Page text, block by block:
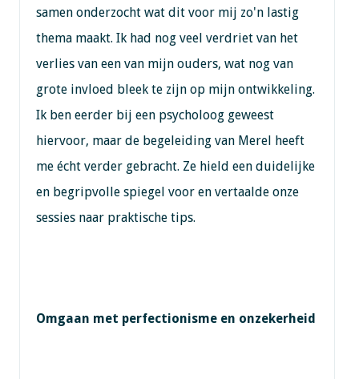
samen onderzocht wat dit voor mij zo'n lastig
thema maakt. Ik had nog veel verdriet van het
verlies van een van mijn ouders, wat nog van
grote invloed bleek te zijn op mijn ontwikkeling.
Ik ben eerder bij een psycholoog geweest
hiervoor, maar de begeleiding van Merel heeft
me écht verder gebracht. Ze hield een duidelijke
en begripvolle spiegel voor en vertaalde onze
sessies naar praktische tips.
Omgaan met perfectionisme en onzekerheid